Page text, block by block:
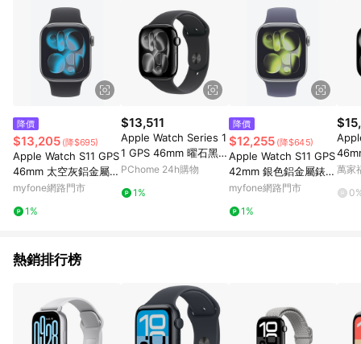
品規格、顏色、價位、贈品如與myfone購物商品資訊頁及購物車
不符，以myfone購物商品資訊頁及購物車標示為準。(6) 線上電
信申辦訂單不包括在回饋範圍內。
降價
$13,205 (降$695)
Apple Watch S11 GPS
46mm 太空灰鋁金屬錶
殼配黑色錶帶-S/M(ME
myfone網路門市
1%
$13,511
Apple Watch Series 1
1 GPS 46mm 曜石黑色
鋁金屬 錶殼搭配 黑色
PChome 24h購物
1%
降價
$12,255 (降$645)
Apple Watch S11 GPS
42mm 銀色鋁金屬錶殼
配霧紫色錶帶-M/L(ME
myfone網路門市
1%
錶殼
用 (
萬家
熱銷排行榜